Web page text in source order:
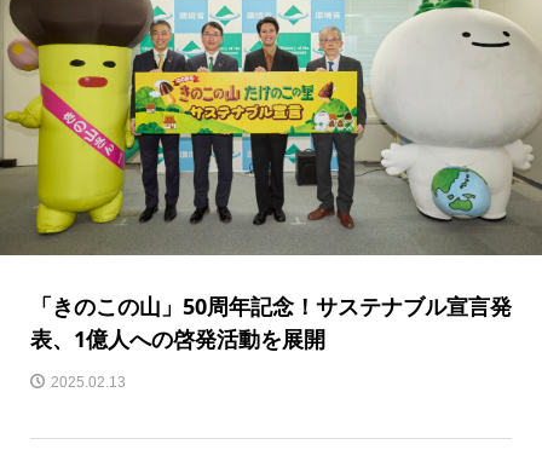
「きのこの山」50周年記念！サステナブル宣言発
表、1億人への啓発活動を展開
2025.02.13